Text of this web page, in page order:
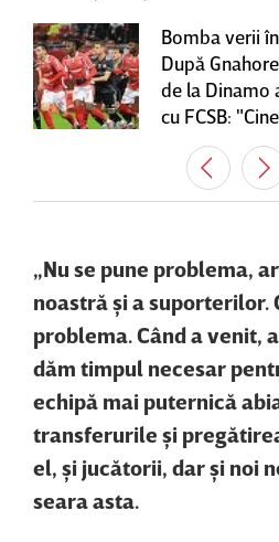
Bomba verii
După
de la Dinamo
cu FCSB:
„Nu se pune problema,
noastră şi a suporterilor.
problema. Când a venit,
dăm timpul necesar
echipă mai puternică
transferurile şi
el, şi jucătorii, dar şi noi
seara asta.